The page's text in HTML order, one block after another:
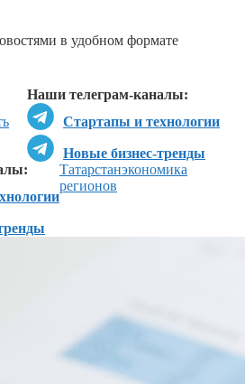
в удобном формате
Наши телеграм-каналы:
Стартапы и технологии
Новые бизнес-тренды
Татарстанэкономика
регионов